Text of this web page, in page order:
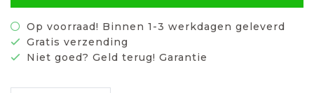
Op voorraad! Binnen 1-3 werkdagen geleverd
Gratis verzending
Niet goed? Geld terug! Garantie